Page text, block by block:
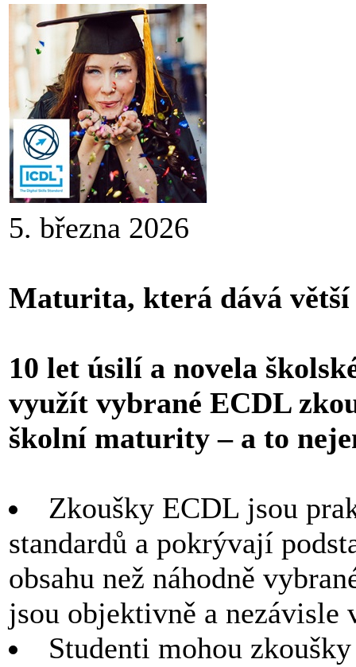
5. března 2026
Maturita, která dává větší
10 let úsilí a novela
využít vybrané ECDL
školní maturity – a to
Zkoušky ECDL jsou
standardů a pokrývají
obsahu než náhodně
jsou objektivně a nezávisle
Studenti mohou